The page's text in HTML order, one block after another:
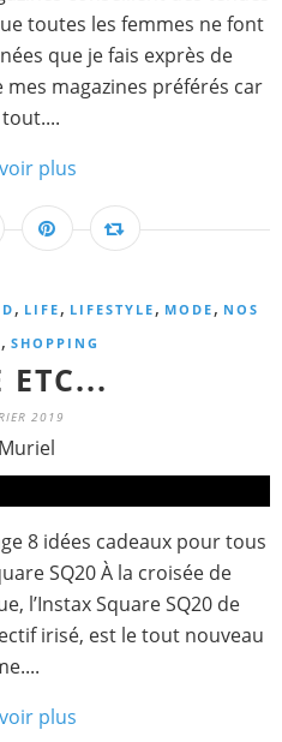
toutes les femmes ne font
que je fais exprès de
magazines préférés car
plus
, LIFE, LIFESTYLE, MODE, NOS
, SHOPPING
ETC...
2019
8 idées cadeaux pour tous
SQ20 À la croisée de
l’Instax Square SQ20 de
irisé, est le tout nouveau
plus